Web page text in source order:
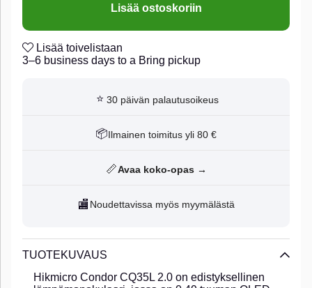
Lisää ostoskoriin
Lisää toivelistaan
3–6 business days to a Bring pickup
⭐ 30 päivän palautusoikeus
📦 Ilmainen toimitus yli 80 €
📏Avaa koko-opas →
🏬 Noudettavissa myös myymälästä
TUOTEKUVAUS
Hikmicro Condor CQ35L 2.0 on edistyksellinen